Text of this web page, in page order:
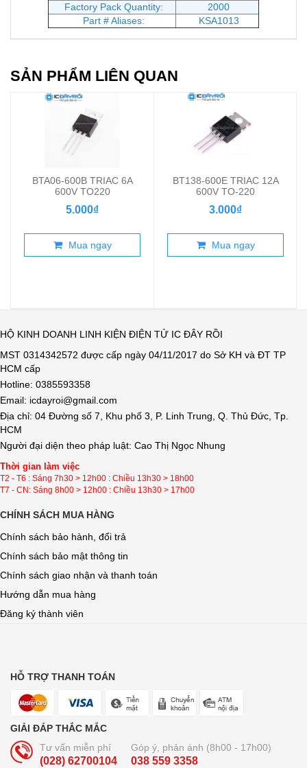
Factory Pack Quantity:
2000
Part # Aliases:
KSA1013
SẢN PHẨM LIÊN QUAN
BTA06-600B TRIAC 6A
600V TO220
5.000₫
Mua ngay
BT138-600E TRIAC 12A
600V TO-220
3.000₫
Mua ngay
HỘ KINH DOANH LINH KIỆN ĐIỆN TỬ IC ĐÂY RỒI
MST 0314342572 được cấp ngày 04/11/2017 do Sở KH và ĐT TP
HCM cấp
Hotline: 0385593358
Email: icdayroi@gmail.com
Địa chỉ: 04 Đường số 7, Khu phố 3, P. Linh Trung, Q. Thủ Đức, Tp.
HCM
Người đại diện theo pháp luật: Cao Thị Ngọc Nhung
Thời gian làm việc
T2 - T6 : Sáng 7h30 > 12h00 : Chiều 13h30 > 18h00
T7 - CN: Sáng 8h00 > 12h00 : Chiều 13h30 > 17h00
CHÍNH SÁCH MUA HÀNG
Chính sách bảo hành, đổi trả
Chính sách bảo mật thông tin
Chính sách giao nhận và thanh toán
Hướng dẫn mua hàng
Đăng ký thành viên
HỖ TRỢ THANH TOÁN
GIẢI ĐÁP THẮC MẮC
Tư vấn miễn phí
(028) 62700104
Góp ý, phản ánh (8h00 - 17h00)
038 559 3358